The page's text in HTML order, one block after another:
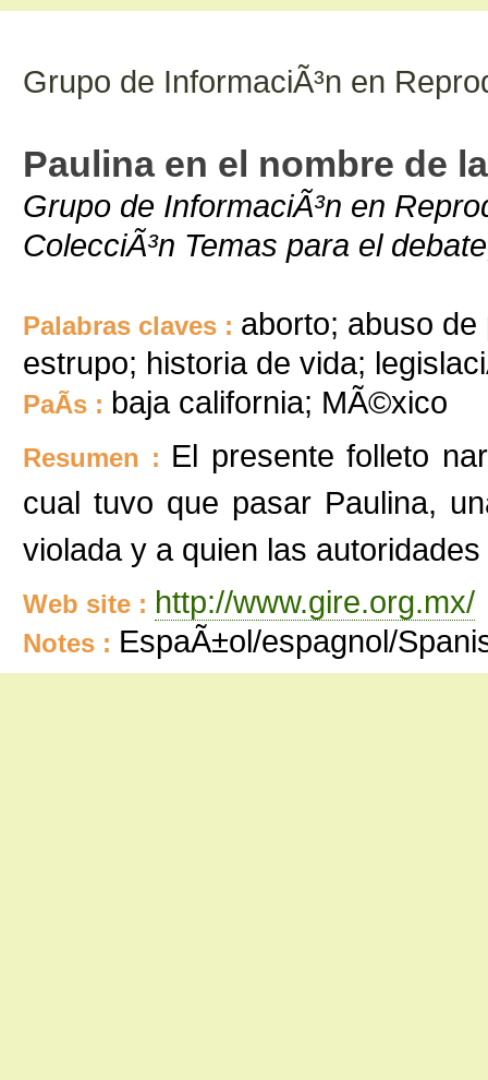
Grupo de InformaciÃ³n en
Paulina en el nombre de
Grupo de InformaciÃ³n en
ColecciÃ³n Temas para el
Palabras claves : aborto; abuso
estrupo; historia de vida;
PaÃ­s : baja california; MÃ©xico
Resumen : El presente folleto
cual tuvo que pasar Paulina,
violada y a quien las
Web site : http://www.gire.org.mx/
Notes : EspaÃ±ol/espagnol/